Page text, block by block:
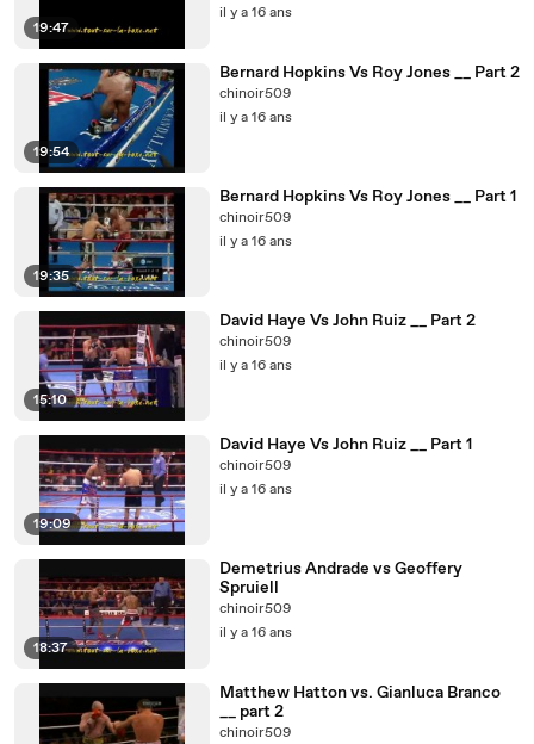
19:47
il y a 16 ans
19:54
Bernard Hopkins Vs Roy Jones __ Part 2
chinoir509
il y a 16 ans
19:35
Bernard Hopkins Vs Roy Jones __ Part 1
chinoir509
il y a 16 ans
15:10
David Haye Vs John Ruiz __ Part 2
chinoir509
il y a 16 ans
19:09
David Haye Vs John Ruiz __ Part 1
chinoir509
il y a 16 ans
18:37
Demetrius Andrade vs Geoffery
Spruiell
chinoir509
il y a 16 ans
Matthew Hatton vs. Gianluca Branco
__ part 2
chinoir509